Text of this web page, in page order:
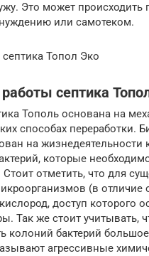
Это может происходить
или самотеком.
септика Топол Эко
септика
Тополь основана на
способах переработки.
на жизнедеятельности
которые
Стоит отметить, что для
(в отличие
доступ которого
Так же стоит учитывать,
колоний бактерий
агрессивные